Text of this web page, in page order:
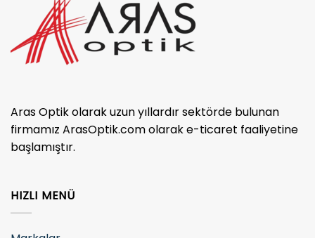
Aras Optik olarak uzun yıllardır sektörde bulunan
firmamız ArasOptik.com olarak e-ticaret faaliyetine
başlamıştır.
HIZLI MENÜ